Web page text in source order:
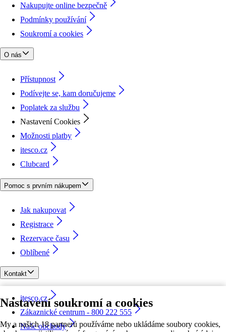
Nastavení soukromí a cookies
My a našich 18 partnerů používáme nebo ukládáme soubory cookies,
Nakupujte online bezpečně
Podmínky používání
Soukromí a cookies
O nás
Přístupnost
Podívejte se, kam doručujeme
Poplatek za službu
Nastavení Cookies
Možnosti platby
itesco.cz
Clubcard
Pomoc s prvním nákupem
Jak nakupovat
Registrace
Rezervace času
Oblíbené
Kontakt
itesco.cz
Zákaznické centrum - 800 222 555
Naše obchody